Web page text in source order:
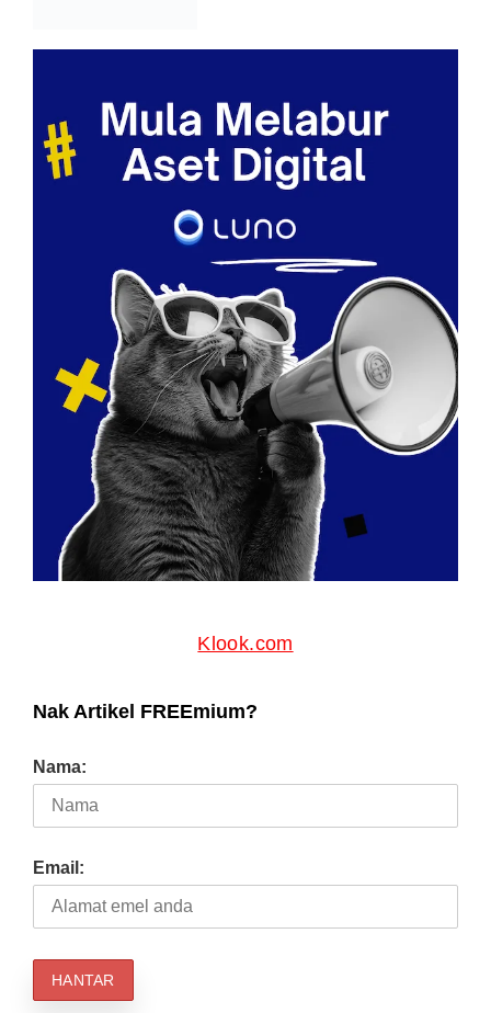
Klook.com
Nak Artikel FREEmium?
Nama:
PREVIOUS ARTICLE
Filem ‘SHOWTIME 1958’ Karya
Anwardi Jamil Rancak Distrim Di
Netflix Seluruh Dunia